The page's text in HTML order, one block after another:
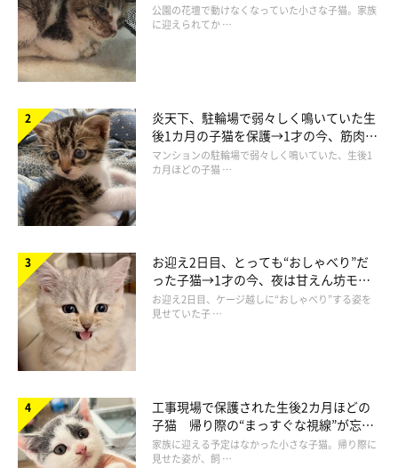
@sakamoto_0905
帰宅したときのさかもとちゃんの反応を見て、飼い主さんはどの
ような気持ちだったのでしょうか。
飼い主さん：
「やましい気持ちが少しあったので、まさに『浮気した夫のよう
な気持ち』でした（笑） じつは、1年ほど前に1回だけ友人と猫
カフェに行ったときにも似たような状況になり、“前科一犯”だっ
たんです。
あの日、さかもとがいつもよりゆっくり近づいてきて、『ハ
ッ！』として壁に隠れたときは、まさにワイシャツに口紅がつい
ているのを見つけられたような気持ちになりました…」
と“姉妹”のような関係に
公園の花壇で動けなくなっていた小さな子猫。家族
に迎えられてか …
炎天下、駐輪場で弱々しく鳴いていた生
後1カ月の子猫を保護→1才の今、筋肉質
でツンデレなコに成長
マンションの駐輪場で弱々しく鳴いていた、生後1
カ月ほどの子猫 …
お迎え2日目、とっても“おしゃべり”だ
った子猫→1才の今、夜は甘えん坊モー
ドになるコに成長！
お迎え2日目、ケージ越しに“おしゃべり”する姿を
見せていた子 …
工事現場で保護された生後2カ月ほどの
子猫 帰り際の“まっすぐな視線”が忘れ
られず、家族の一員に
家族に迎える予定はなかった小さな子猫。帰り際に
見せた姿が、飼 …